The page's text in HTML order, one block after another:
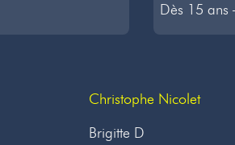
Dès 15 ans
Christophe Nicolet
Brigitte D